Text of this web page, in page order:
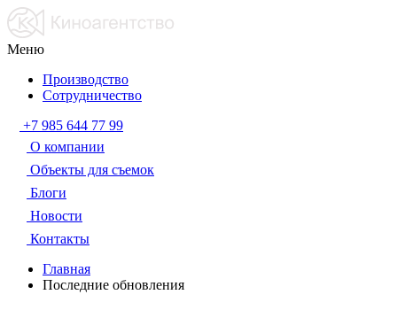
Меню
Производство
Сотрудничество
+7 985 644 77 99
О компании
Объекты для съемок
Блоги
Новости
Контакты
Главная
Последние обновления